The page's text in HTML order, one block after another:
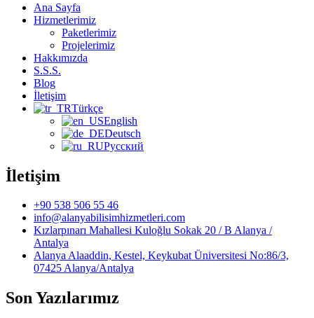
Ana Sayfa
Hizmetlerimiz
Paketlerimiz
Projelerimiz
Hakkımızda
S.S.S.
Blog
İletişim
Türkçe
English
Deutsch
Русский
İletişim
+90 538 506 55 46
info@alanyabilisimhizmetleri.com
Kızlarpınarı Mahallesi Kuloğlu Sokak 20 / B Alanya /
Antalya
Alanya Alaaddin, Kestel, Keykubat Üniversitesi No:86/3,
07425 Alanya/Antalya
Son Yazılarımız